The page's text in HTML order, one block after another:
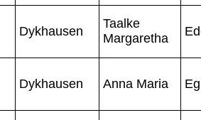
Dykhausen
Taalke
Margaretha
Dykhausen Anna Maria